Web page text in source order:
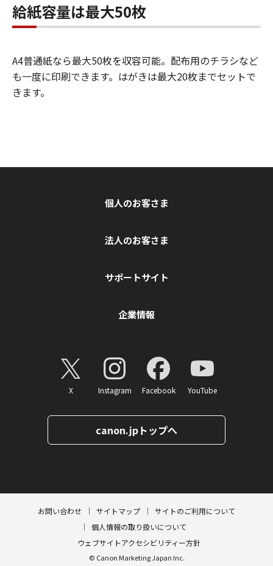
給紙容量は最大50枚
A4普通紙なら最⼤50枚を収容可能。配布用のチラシなど
も⼀度に印刷できます。はがきは最⼤20枚までセットで
きます。
個人のお客さま
法人のお客さま
サポートサイト
企業情報
X Instagram Facebook YouTube
canon.jpトップへ
お問い合わせ サイトマップ
サイトのご利用について
個人情報の取り扱いについて
ウェブサイトアクセシビリティー方針
© Canon Marketing Japan Inc.